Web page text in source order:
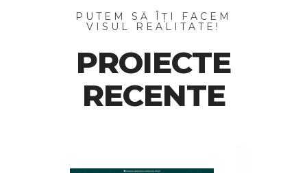
PUTEM SĂ ÎȚI FACEM
VISUL REALITATE!
PROIECTE
RECENTE